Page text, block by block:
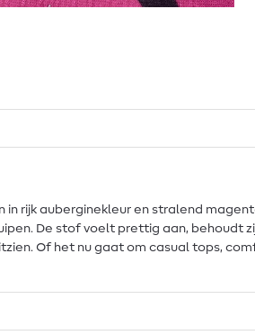
rijk auberginekleur en stralend
De stof voelt prettig aan,
Of het nu gaat om casual tops,